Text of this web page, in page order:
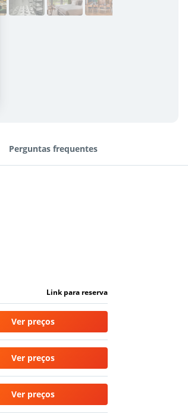
Perguntas frequentes
Link para reserva
Ver preços
Ver preços
Ver preços